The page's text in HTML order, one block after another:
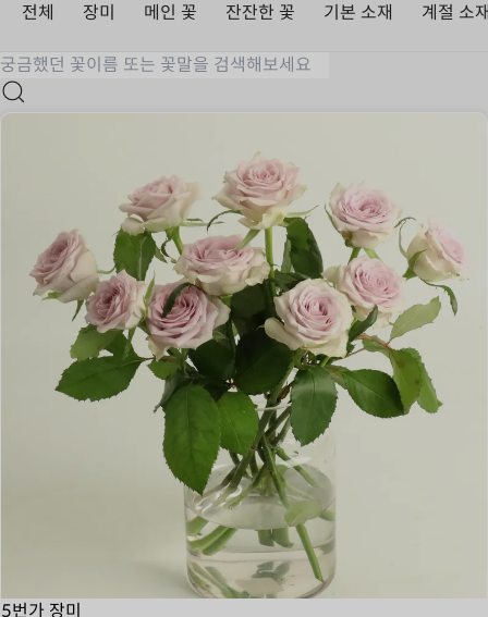
전체 장미 메인 꽃 잔잔한 꽃 기본 소재 계절 소
5번가 장미